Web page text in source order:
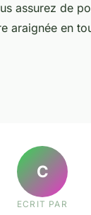
assurez de
araignée en
C
ECRIT PAR